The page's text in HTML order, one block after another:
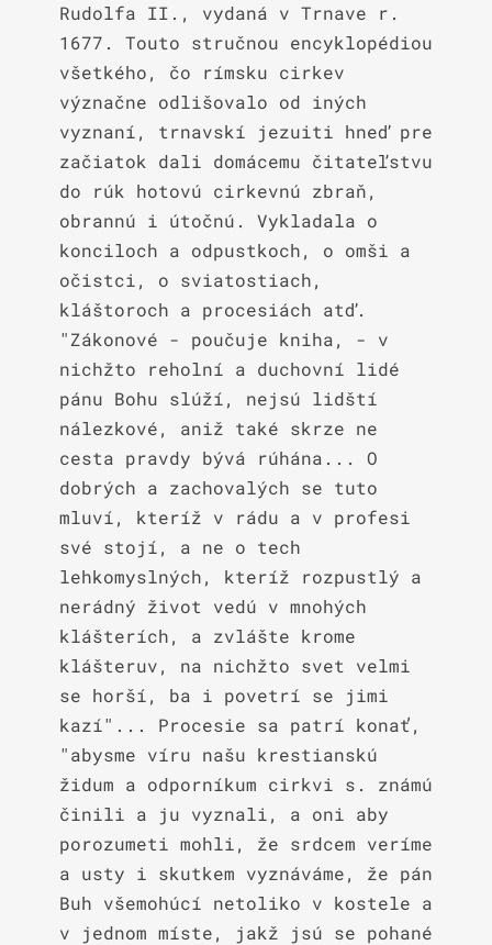
Rudolfa II., vydaná v Trnave r.
1677. Touto stručnou encyklopédiou
všetkého, čo rímsku cirkev
význačne odlišovalo od iných
vyznaní, trnavskí jezuiti hneď pre
začiatok dali domácemu čitateľstvu
do rúk hotovú cirkevnú zbraň,
obrannú i útočnú. Vykladala o
konciloch a odpustkoch, o omši a
očistci, o sviatostiach,
kláštoroch a procesiách atď.
"Zákonové - poučuje kniha, - v
nichžto reholní a duchovní lidé
pánu Bohu slúží, nejsú lidští
nálezkové, aniž také skrze ne
cesta pravdy bývá rúhána... O
dobrých a zachovalých se tuto
mluví, kteríž v rádu a v profesi
své stojí, a ne o tech
lehkomyslných, kteríž rozpustlý a
nerádný život vedú v mnohých
klášterích, a zvlášte krome
klášteruv, na nichžto svet velmi
se horší, ba i povetrí se jimi
kazí"... Procesie sa patrí konať,
"abysme víru našu krestianskú
židum a odporníkum cirkvi s. známú
činili a ju vyznali, a oni aby
porozumeti mohli, že srdcem veríme
a usty i skutkem vyznáváme, že pán
Buh všemohúcí netoliko v kostele a
v jednom míste, jakž jsú se pohané